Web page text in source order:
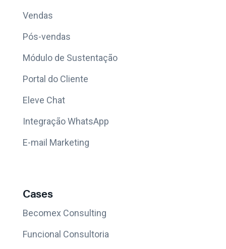
Vendas
Pós-vendas
Módulo de Sustentação
Portal do Cliente
Eleve Chat
Integração WhatsApp
E-mail Marketing
Cases
Becomex Consulting
Funcional Consultoria